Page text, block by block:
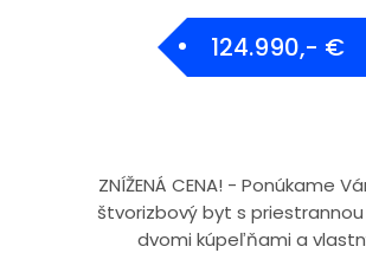
124.990,- €
ZNÍŽENÁ CENA! - Ponúkame
štvorizbový byt s priestrannou
dvomi kúpeľňami a